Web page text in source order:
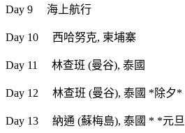
Day 9 海上航行
Day 10 西哈努克, 柬埔寨
Day 11 林查班 (曼谷), 泰國
Day 12 林查班 (曼谷), 泰國 *除夕*
Day 13 納通 (蘇梅島), 泰國 * *元